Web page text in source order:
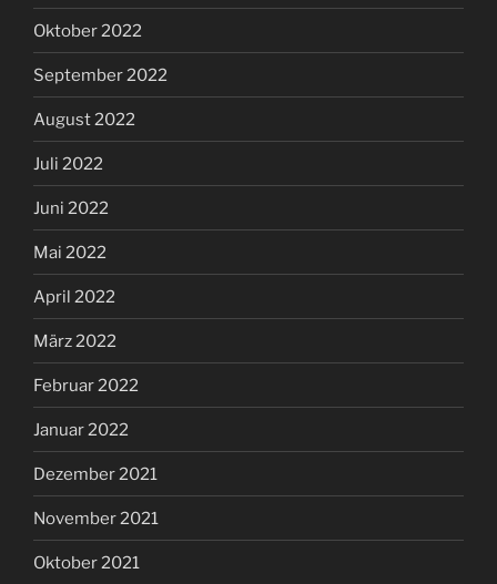
Oktober 2022
September 2022
August 2022
Juli 2022
Juni 2022
Mai 2022
April 2022
März 2022
Februar 2022
Januar 2022
Dezember 2021
November 2021
Oktober 2021